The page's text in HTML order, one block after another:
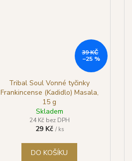
39 KČ
–25 %
Tribal Soul Vonné tyčinky
Frankincense (Kadidlo) Masala,
15 g
Skladem
24 Kč bez DPH
29 Kč / ks
DO KOŠÍKU